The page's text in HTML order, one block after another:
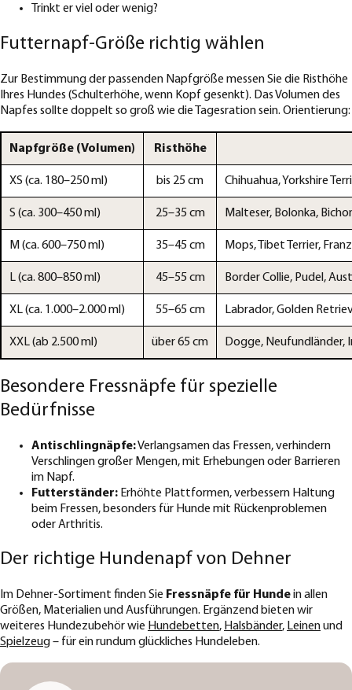
Trinkt er viel oder wenig?
Futternapf-Größe richtig wählen
Zur Bestimmung der passenden Napfgröße messen Sie die Risthöhe
Ihres Hundes (Schulterhöhe, wenn Kopf gesenkt). Das Volumen des
Napfes sollte doppelt so groß wie die Tagesration sein. Orientierung:
Napfgröße (Volumen) Risthöhe
XS (ca. 180–250 ml) bis 25 cm Chihuahua, Yorkshire
S (ca. 300–450 ml) 25–35 cm Malteser, Bolonka,
M (ca. 600–750 ml) 35–45 cm Mops, Tibet Terrier,
L (ca. 800–850 ml) 45–55 cm Border Collie, Pudel,
XL (ca. 1.000–2.000 ml) 55–65 cm Labrador, Golden
XXL (ab 2.500 ml) über 65 cm Dogge, Neufundländer,
Besondere Fressnäpfe für spezielle
Bedürfnisse
Antischlingnäpfe:Verlangsamen das Fressen, verhindern
Verschlingen großer Mengen, mit Erhebungen oder Barrieren
im Napf.
Futterständer: Erhöhte Plattformen, verbessern Haltung
beim Fressen, besonders für Hunde mit Rückenproblemen
oder Arthritis.
Der richtige Hundenapf von Dehner
Im Dehner-Sortiment finden Sie Fressnäpfe für Hundein allen
Größen, Materialien und Ausführungen. Ergänzend bieten wir
weiteres Hundezubehör wie Hundebetten, Halsbänder, Leinenund
Spielzeug– für ein rundum glückliches Hundeleben.